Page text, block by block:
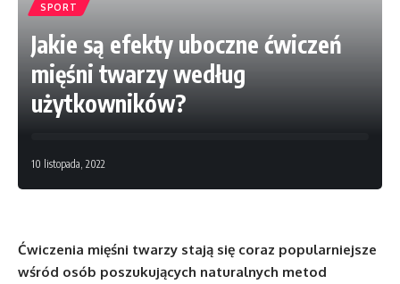
SPORT
Jakie są efekty uboczne ćwiczeń
mięśni twarzy według
użytkowników?
10 listopada, 2022
Ćwiczenia mięśni twarzy stają się coraz popularniejsze
wśród osób poszukujących naturalnych metod